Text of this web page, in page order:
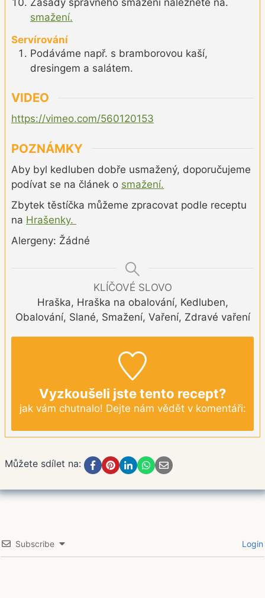
Zásady správného smažení naleznete na.
smažení.
Servírování
Podáváme např. s bramborovou kaší,
dresingem a salátem.
VIDEO
https://vimeo.com/560120153
POZNÁMKY
Aby byl kedluben dobře usmažený, doporučujeme
podívat se na článek o smažení.
Zbytek těstíčka můžeme zpracovat podle receptu
na Hrašenky.
Alergeny: Žádné
KLÍČOVÉ SLOVO
Hraška, Hraška na obalování, Kedluben,
Obalování, Slané, Smažení, Vaření, Zdravé vaření
Vyzkoušeli jste tento recept?
jak vám chutnalo! Dejte nám vědět v komentáři:
Můžete sdílet na:
Subscribe Login